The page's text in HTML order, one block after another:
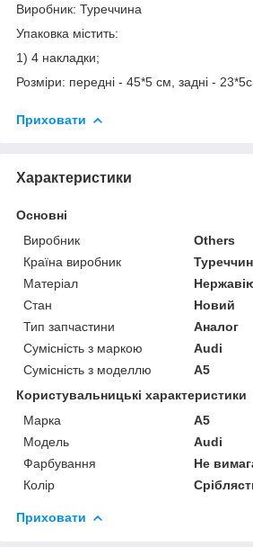
Виробник: Туреччина
Упаковка містить:
1) 4 накладки;
Розміри: передні - 45*5 см, задні -
Приховати
Характеристики
Основні
Виробник
Others
Країна виробник
Матеріал
Стан
Новий
Тип запчастини
Аналог
Сумісність з маркою
Audi
Сумісність з моделлю
A5
Користувальницькі характеристики
Марка
A5
Мoдель
Audi
Фарбування
Не
Колір
Приховати